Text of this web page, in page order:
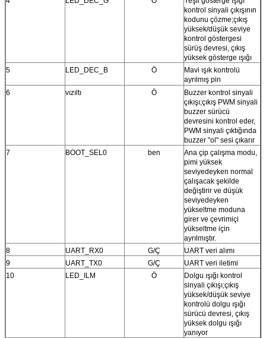
kontrol sinyali çıkışının
kodunu çözme;çıkış
yüksek/düşük seviye
kontrol göstergesi
sürüş devresi, çıkış
yüksek gösterge ışığı
5
LED_DEC_B Ö
Mavi ışık kontrolü
ayrılmış pin
6
vızıltı Ö
Buzzer kontrol sinyali
çıkışı;çıkış PWM sinyali
buzzer sürücü
devresini kontrol eder,
PWM sinyali çıktığında
buzzer "ol" sesi çıkarır
7
BOOT_SEL0 ben
Ana çip çalışma modu,
pimi yüksek
seviyedeyken normal
çalışacak şekilde
değiştirir ve düşük
seviyedeyken
yükseltme moduna
girer ve çevrimiçi
yükseltme için
ayrılmıştır.
8
UART_RX0 G/Ç
UART veri alımı
9
UART_TX0 G/Ç
UART veri iletimi
10
LED_ILM Ö
Dolgu ışığı kontrol
sinyali çıkışı;çıkış
yüksek/düşük seviye
kontrolü dolgu ışığı
sürücü devresi, çıkış
yüksek dolgu ışığı
yanıyor